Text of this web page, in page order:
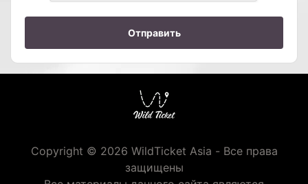
Отправить
Copyright © 2026 WildTicket Asia - Все права
защищены